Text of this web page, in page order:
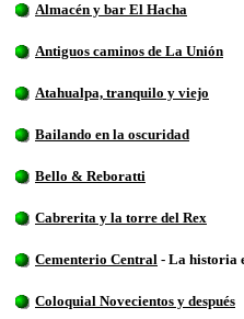
Almacén y bar El Hacha
Antiguos caminos de La Unión
Atahualpa, tranquilo y viejo
Bailando en la oscuridad
Bello & Reboratti
Cabrerita y la torre del Rex
Cementerio Central - La historia
Coloquial Novecientos y después